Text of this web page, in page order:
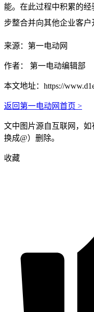
能。在此过程中积累的经
步整合并向其他企业客户
来源：第一电动网
作者： 第一电动编辑部
本文地址： https://
返回第一电动网首页 >
文中图片源自互联网，如
换成@）删除。
收藏